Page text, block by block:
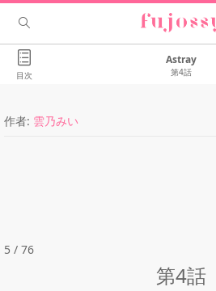
目次
Astray
第4話
作者: 雲乃みい
5 / 76
第4話